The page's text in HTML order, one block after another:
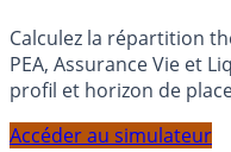
Simulateur
Calculez la répartition
PEA, Assurance Vie et
profil et horizon de